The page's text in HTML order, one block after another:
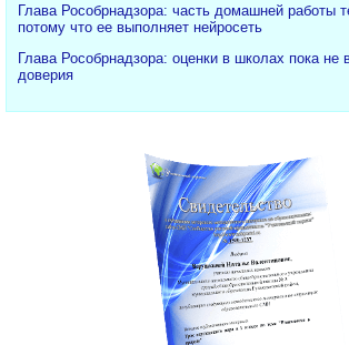
Глава Рособрнадзора: часть домашней работы
потому что ее выполняет нейросеть
Глава Рособрнадзора: оценки в школах пока не
доверия